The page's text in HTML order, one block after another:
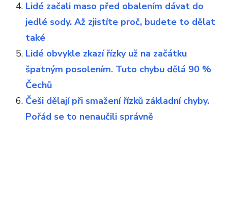
Lidé začali maso před obalením dávat do
jedlé sody. Až zjistíte proč, budete to dělat
také
Lidé obvykle zkazí řízky už na začátku
špatným posolením. Tuto chybu dělá 90 %
Čechů
Češi dělají při smažení řízků základní chyby.
Pořád se to nenaučili správně